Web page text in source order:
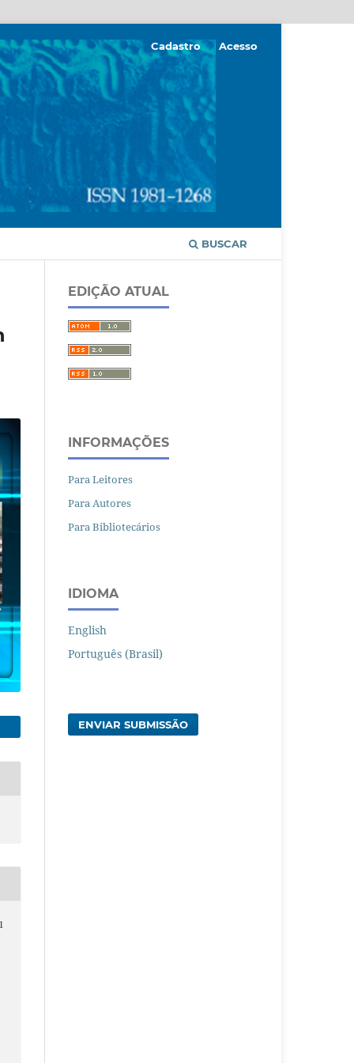
BUSCAR
Cadastro Acesso
EDIÇÃO ATUAL
INFORMAÇÕES
Para Leitores
Para Autores
Para Bibliotecários
IDIOMA
English
Português (Brasil)
ENVIAR SUBMISSÃO